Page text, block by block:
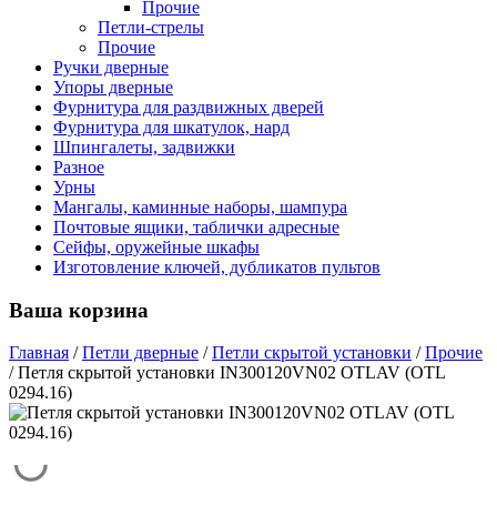
Прочие
Петли-стрелы
Прочие
Ручки дверные
Упоры дверные
Фурнитура для раздвижных дверей
Фурнитура для шкатулок, нард
Шпингалеты, задвижки
Разное
Урны
Мангалы, каминные наборы, шампура
Почтовые ящики, таблички адресные
Сейфы, оружейные шкафы
Изготовление ключей, дубликатов пультов
Ваша корзина
Главная / Петли дверные / Петли скрытой установки / Прочие
/ Петля скрытой установки IN300120VN02 OTLAV (OTL
0294.16)